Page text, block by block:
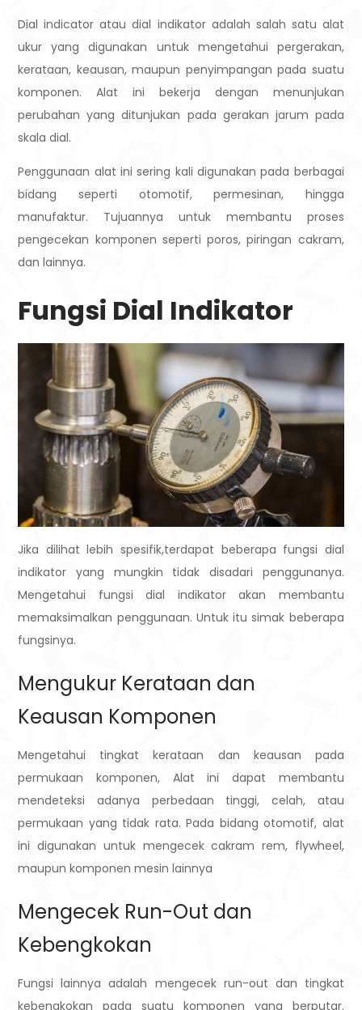
Dial indicator atau dial indikator adalah salah satu alat
ukur yang digunakan untuk mengetahui pergerakan,
kerataan, keausan, maupun penyimpangan pada suatu
komponen. Alat ini bekerja dengan menunjukan
perubahan yang ditunjukan pada gerakan jarum pada
skala dial.
Penggunaan alat ini sering kali digunakan pada berbagai
bidang seperti otomotif, permesinan, hingga
manufaktur. Tujuannya untuk membantu proses
pengecekan komponen seperti poros, piringan cakram,
dan lainnya.
Fungsi Dial Indikator
Jika dilihat lebih spesifik,terdapat beberapa fungsi dial
indikator yang mungkin tidak disadari penggunanya.
Mengetahui fungsi dial indikator akan membantu
memaksimalkan penggunaan. Untuk itu simak beberapa
fungsinya.
Mengukur Kerataan dan
Keausan Komponen
Mengetahui tingkat kerataan dan keausan pada
permukaan komponen, Alat ini dapat membantu
mendeteksi adanya perbedaan tinggi, celah, atau
permukaan yang tidak rata. Pada bidang otomotif, alat
ini digunakan untuk mengecek cakram rem, flywheel,
maupun komponen mesin lainnya
Mengecek Run-Out dan
Kebengkokan
Fungsi lainnya adalah mengecek run-out dan tingkat
kebengkokan pada suatu komponen yang berputar.